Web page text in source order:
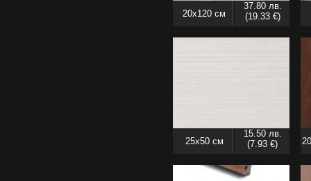
20x120 см
37.80 лв.
(19.33 €)
25x50 см
15.50 лв.
(7.93 €)